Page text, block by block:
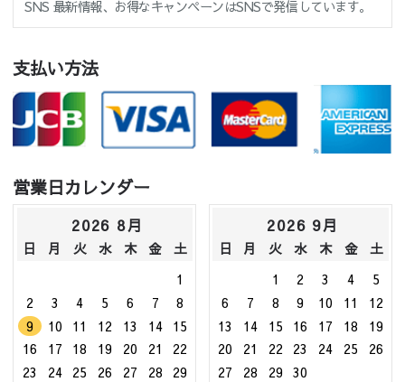
SNS 最新情報、お得なキャンペーンはSNSで発信しています。
支払い方法
営業日カレンダー
2026 8月
日 月 火 水 木 金
土
1
2
3 4 5 6 7
8
9
10 11 12 13 14
15
16
17 18 19 20 21
22
23
24 25 26 27 28
29
2026 9月
日 月 火 水 木 金
土
1
2 3 4
5
6
7 8 9 10 11
12
13
14 15 16 17 18
19
20
21 22 23 24 25
26
27
28 29 30